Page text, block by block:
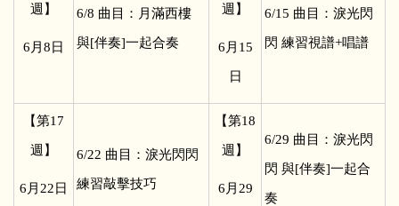
週】
6 月8日
6/8 曲目：月滿西樓
與[伴奏]一起合奏
週】
6 月15
日
6/15 曲目：淚光閃
閃 練習視譜+唱譜
【第17
週】
6 月22日
6/22 曲目：淚光閃閃
練習敲擊技巧
【第18
週】
6 月29
6/29 曲目：淚光閃
閃 與[伴奏]一起合
奏